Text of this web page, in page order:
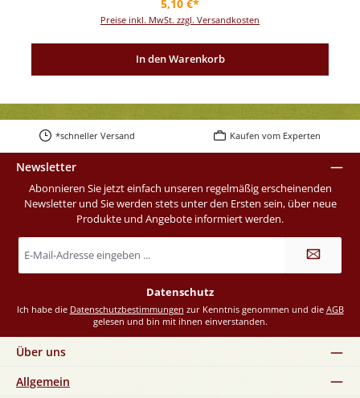
5,10 €*
Preise inkl. MwSt. zzgl. Versandkosten
In den Warenkorb
*schneller Versand Kaufen vom Experten
Newsletter
Abonnieren Sie jetzt einfach unseren regelmäßig erscheinenden
Newsletter und Sie werden stets unter den Ersten sein, über neue
Produkte und Angebote informiert werden.
Mail-
Datenschutz
Ich habe die Datenschutzbestimmungen zur Kenntnis genommen und die AGB
gelesen und bin mit ihnen einverstanden.
Über uns
Allgemein